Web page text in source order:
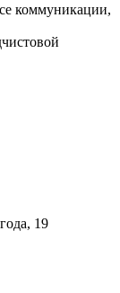
коммуникации,
19